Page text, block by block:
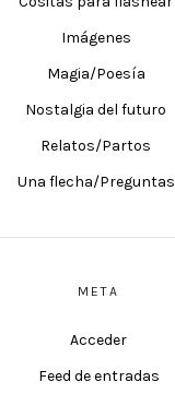
Imágenes
Magia/Poesía
Nostalgia del futuro
Relatos/Partos
Una flecha/Preguntas
META
Acceder
Feed de entradas